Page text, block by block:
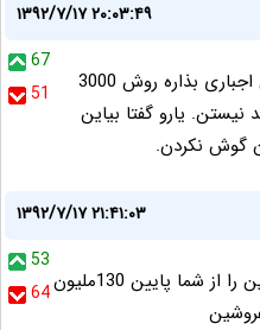
۱۳۹۲/۷/۱۷ ۲۰:۰۳:۴۹
67
51
هیوندای باد نیست.یه پک آپشنال اجباری بذاره روش 3000
نیستن. یارو گفتا بیاین
گوش نکردن.
۱۳۹۲/۷/۱۷ ۲۱:۴۱:۰۳
53
64سلام من مهران هستم و این ماشین را از شما پایین 130ملیون